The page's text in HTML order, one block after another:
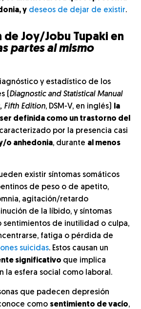
y deseos de dejar de existir.
de Joy/Jobu Tupaki en
partes al mismo
y estadístico de los
(Diagnostic and Statistical Manual
Fifth Edition, DSM-V, en inglés)
la
definida como un trastorno del
por la presencia casi
o anhedonia, durante al menos
existir síntomas somáticos
de peso o de apetito,
agitación/retardo
de la líbido, y síntomas
sentimientos de inutilidad o culpa,
fatiga o pérdida de
suicidas. Estos causan un
significativo que implica
la esfera social como laboral.
que padecen depresión
como sentimiento de vacío,